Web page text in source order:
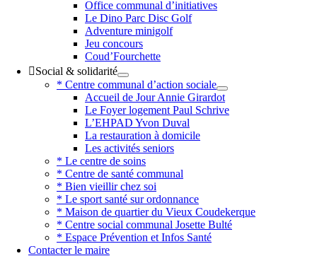
Office communal d’initiatives
Le Dino Parc Disc Golf
Adventure minigolf
Jeu concours
Coud’Fourchette
Social & solidarité
* Centre communal d’action sociale
Accueil de Jour Annie Girardot
Le Foyer logement Paul Schrive
L’EHPAD Yvon Duval
La restauration à domicile
Les activités seniors
* Le centre de soins
* Centre de santé communal
* Bien vieillir chez soi
* Le sport santé sur ordonnance
* Maison de quartier du Vieux Coudekerque
* Centre social communal Josette Bulté
* Espace Prévention et Infos Santé
Contacter le maire